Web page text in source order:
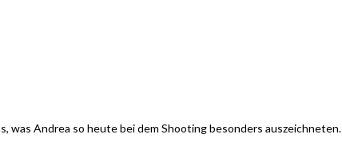
was Andrea so heute bei dem Shooting besonders auszeichneten.